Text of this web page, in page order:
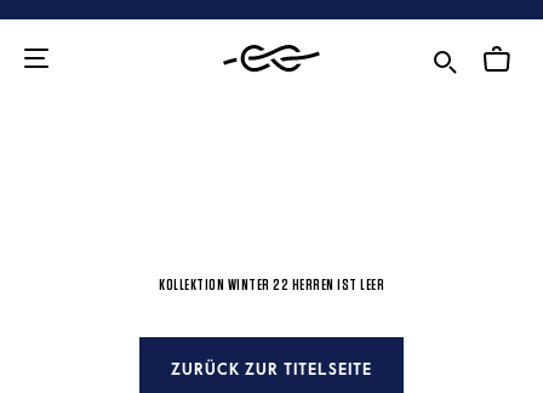
KOLLEKTION WINTER 22 HERREN IST LEER
ZURÜCK ZUR TITELSEITE